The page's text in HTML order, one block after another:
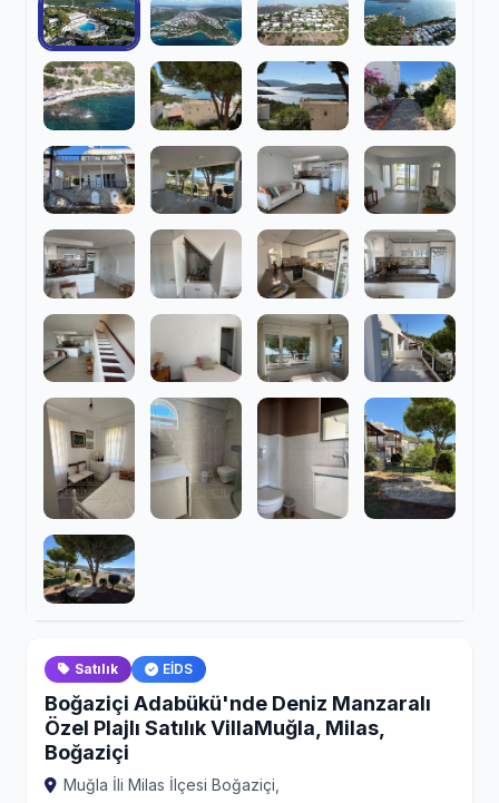
Satılık EİDS
Boğaziçi Adabükü'nde Deniz Manzaralı
Özel Plajlı Satılık VillaMuğla, Milas,
Boğaziçi
Muğla İli Milas İlçesi Boğaziçi,